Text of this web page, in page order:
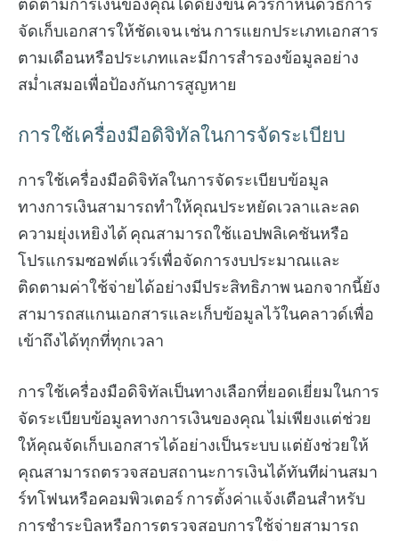
จัดเก็บเอกสารให้ชัดเจน เช่น การแยกประเภทเอกสาร
ตามเดือนหรือประเภทและมีการสำรองข้อมูลอย่าง
สม่ำเสมอเพื่อป้องกันการสูญหาย
การใช้เครื่องมือดิจิทัลในการจัดระเบียบ
การใช้เครื่องมือดิจิทัลในการจัดระเบียบข้อมูล
ทางการเงินสามารถทำให้คุณประหยัดเวลาและลด
ความยุ่งเหยิงได้ คุณสามารถใช้แอปพลิเคชันหรือ
โปรแกรมซอฟต์แวร์เพื่อจัดการงบประมาณและ
ติดตามค่าใช้จ่ายได้อย่างมีประสิทธิภาพ นอกจากนี้ยัง
สามารถสแกนเอกสารและเก็บข้อมูลไว้ในคลาวด์เพื่อ
เข้าถึงได้ทุกที่ทุกเวลา
การใช้เครื่องมือดิจิทัลเป็นทางเลือกที่ยอดเยี่ยมในการ
จัดระเบียบข้อมูลทางการเงินของคุณ ไม่เพียงแต่ช่วย
ให้คุณจัดเก็บเอกสารได้อย่างเป็นระบบ แต่ยังช่วยให้
คุณสามารถตรวจสอบสถานะการเงินได้ทันทีผ่านสมา
ร์ทโฟนหรือคอมพิวเตอร์ การตั้งค่าแจ้งเตือนสำหรับ
การชำระบิลหรือการตรวจสอบการใช้จ่ายสามารถ